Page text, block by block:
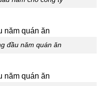
đầu năm quán ăn